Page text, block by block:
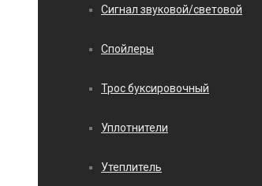
Сигнал звуковой/световой
Спойлеры
Трос буксировочный
Уплотнители
Утеплитель